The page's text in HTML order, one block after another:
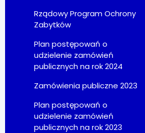
Rządowy Program Ochrony
Zabytków
Plan postępowań o
udzielenie zamówień
publicznych na rok 2024
Zamówienia publiczne 2023
Plan postępowań o
udzielenie zamówień
publicznych na rok 2023